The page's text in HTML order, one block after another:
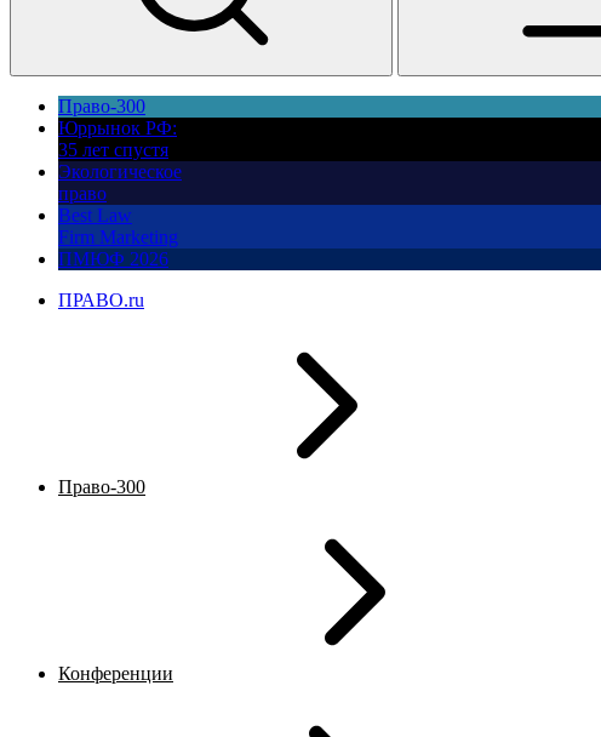
Право-300
Юррынок РФ:
35 лет спустя
Экологическое
право
Best Law
Firm Marketing
ПМЮФ 2026
ПРАВО.ru
Право-300
Конференции